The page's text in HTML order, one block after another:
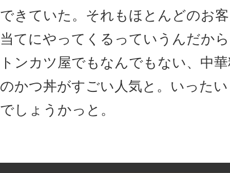
できていた。それもほとんどのお
当てにやってくるっていうんだか
トンカツ屋でもなんでもない、中
のかつ丼がすごい人気と。いった
でしょうかっと。